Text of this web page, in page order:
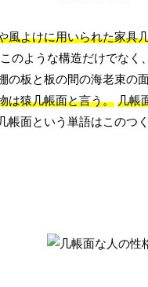
風よけに用いられた家具
このような構造だけでなく
の板と板の間の海老束の
は猿几帳面と言う。 几帳
帳面という単語はこのつ